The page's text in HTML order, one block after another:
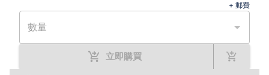
+ 郵費
數量
立即購買